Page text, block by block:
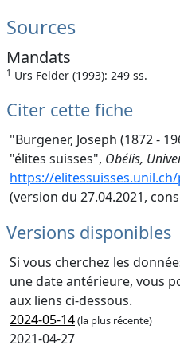
Sources
Mandats
1 Urs Felder (1993): 249 ss.
Citer cette fiche
"Burgener, Joseph (1872 -
"élites suisses", Obélis,
https://elitessuisses.unil.ch/
(version du 27.04.2021,
Versions disponibles
Si vous cherchez les
une date antérieure, vous
aux liens ci-dessous.
2024-05-14(la plus récente)
2021-04-27